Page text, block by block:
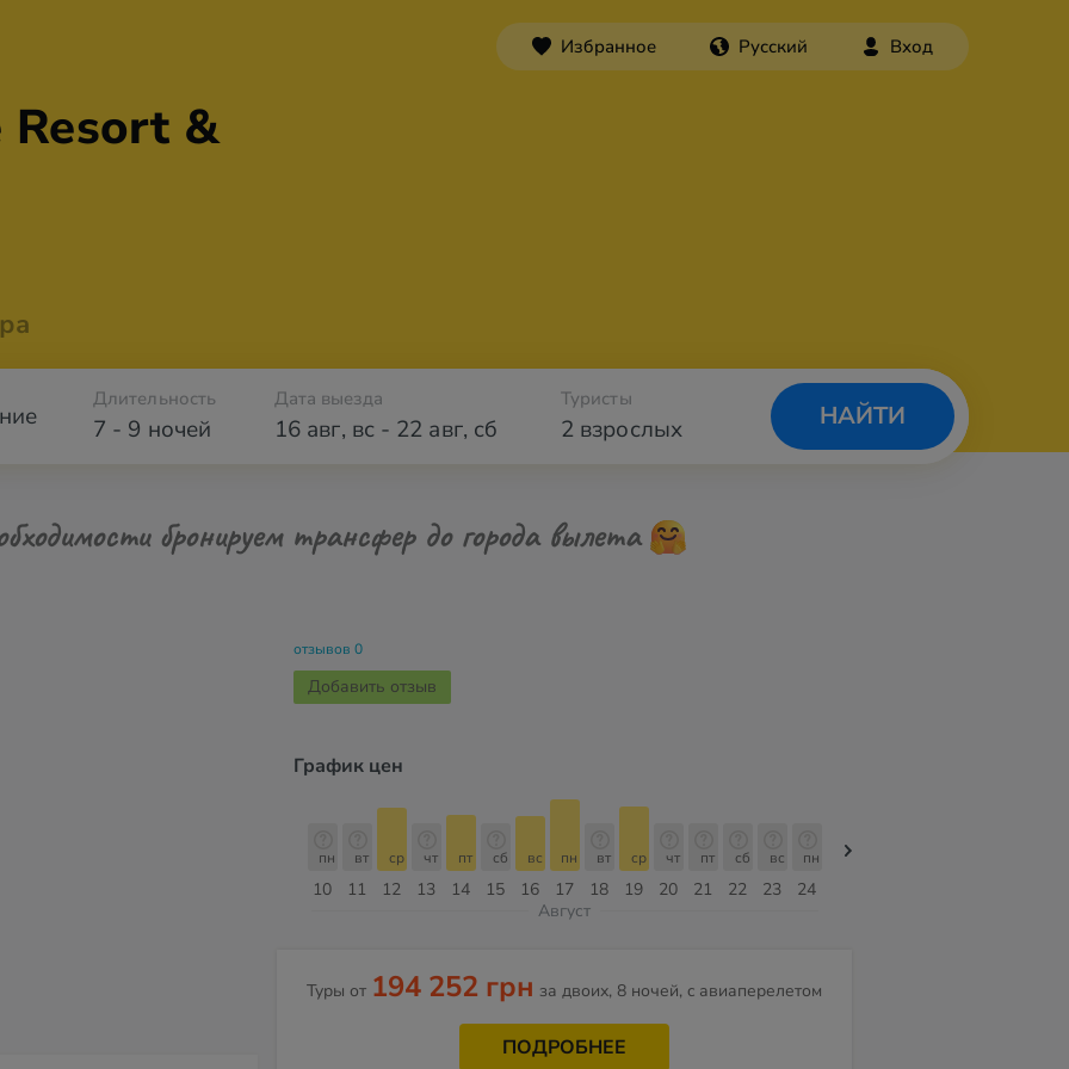
Избранное Русский Вход
Resort &
7 - 9 ночей
Длительность Дата выезда
16 авг, вс- 22 авг, сб 2 взрослых
Туристы
НАЙТИ
бронируем трансфер до города вылета
отзывов 0
Добавить отзыв
График цен
10
пн
11
вт
12
ср
13
чт
14
пт
15
сб
16
вс
17
пн
18
вт
19
ср
20
чт
21
пт
22
сб
23
вс
24
пн
Август
Туры от 194 252 грн за двоих, 8 ночей, c авиаперелетом
ПОДРОБНЕЕ